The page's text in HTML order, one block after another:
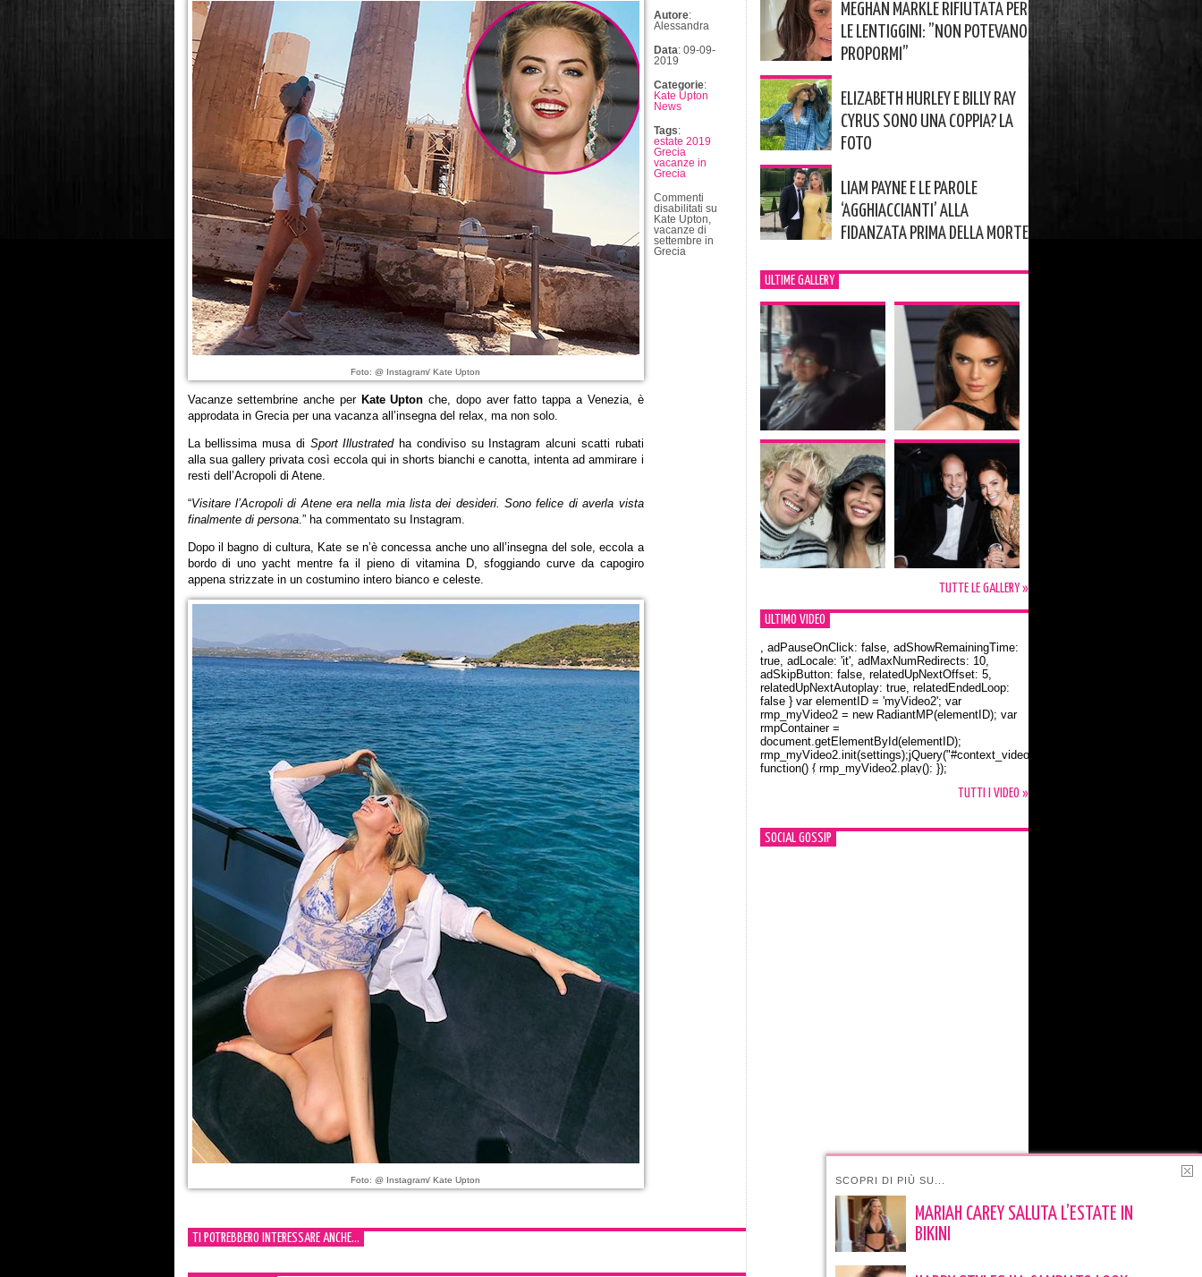
Foto: @ Instagram/ Kate Upton
Vacanze settembrine anche per Kate Upton che, dopo aver fatto tappa a Venezia, è
approdata in Grecia per una vacanza all’insegna del relax, ma non solo.
La bellissima musa di Sport Illustratedha condiviso su Instagram alcuni scatti rubati
alla sua gallery privata così eccola qui in shorts bianchi e canotta, intenta ad ammirare i
resti dell’Acropoli di Atene.
“Visitare l’Acropoli di Atene era nella mia lista dei desideri. Sono felice di averla vista
finalmente di persona.” ha commentato su Instagram.
Dopo il bagno di cultura, Kate se n’è concessa anche uno all’insegna del sole, eccola a
bordo di uno yacht mentre fa il pieno di vitamina D, sfoggiando curve da capogiro
appena strizzate in un costumino intero bianco e celeste.
Foto: @ Instagram/ Kate Upton
Autore:
Alessandra
Data: 09-09-
2019
Categorie:
Kate Upton
News
Tags:
estate 2019
Grecia
vacanze in
Grecia
Commenti
disabilitati su
Kate Upton,
vacanze di
settembre in
Grecia
TI POTREBBERO INTERESSARE ANCHE...
MEGHAN MARKLE RIFIUTATA PER
LE LENTIGGINI: ”NON POTEVANO
PROPORMI”
ELIZABETH HURLEY E BILLY RAY
CYRUS SONO UNA COPPIA? LA
FOTO
LIAM PAYNE E LE PAROLE
‘AGGHIACCIANTI’ ALLA
FIDANZATA PRIMA DELLA MORTE
ULTIME GALLERY
TUTTE LE GALLERY »
ULTIMO VIDEO
Orlando Bloom e la t-shirt dedicata a Flynn
, adPauseOnClick: false, adShowRemainingTime:
true, adLocale: 'it', adMaxNumRedirects: 10,
adSkipButton: false, relatedUpNextOffset: 5,
relatedUpNextAutoplay: true, relatedEndedLoop:
false } var elementID = 'myVideo2'; var
rmp_myVideo2 = new RadiantMP(elementID); var
rmpContainer =
document.getElementById(elementID);
rmp_myVideo2.init(settings);jQuery("#context_video2").one("mouseover",
function() { rmp_myVideo2.play(); });
TUTTI I VIDEO »
SOCIAL GOSSIP
SCOPRI DI PIÙ SU...
MARIAH CAREY SALUTA L’ESTATE IN
BIKINI